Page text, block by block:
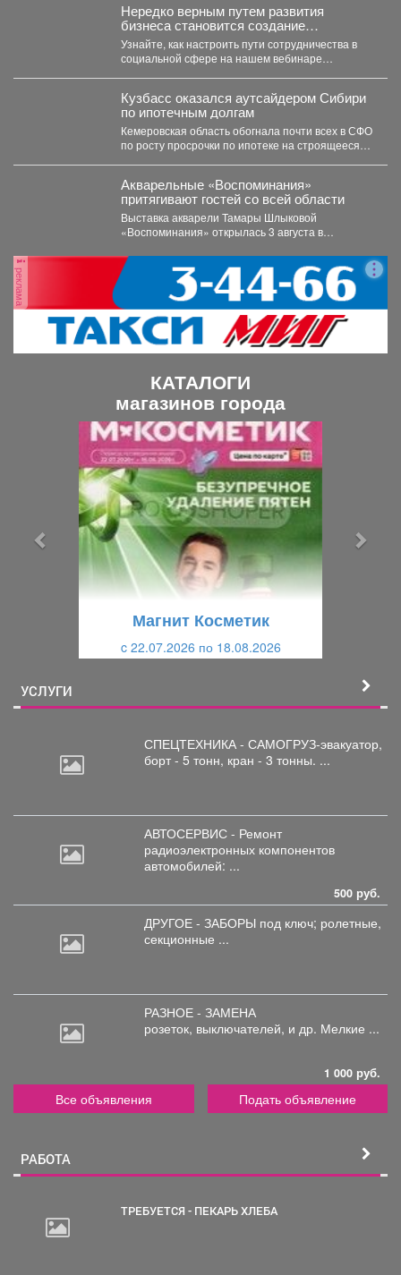
Нередко верным путем развития
бизнеса становится создание
совместных проектов, работа в команде
и даже полномасштабные объединения.
Узнайте, как настроить пути сотрудничества в
социальной сфере на нашем вебинаре
Кузбасс оказался аутсайдером Сибири
по ипотечным долгам
Кемеровская область обогнала почти всех в СФО
по росту просрочки по ипотеке на строящееся
Акварельные «Воспоминания»
притягивают гостей со всей области
Выставка акварели Тамары Шлыковой
«Воспоминания» открылась 3 августа в
реклама
КАТАЛОГИ
магазинов города
Магнит Косметик
c 22.07.2026 по 18.08.2026
УСЛУГИ
СПЕЦТЕХНИКА - САМОГРУЗ-эвакуатор,
борт - 5 тонн, кран - 3 тонны. ...
АВТОСЕРВИС - Ремонт
радиоэлектронных компонентов
автомобилей: ...
500 руб.
ДРУГОЕ - ЗАБОРЫ под ключ; ролетные,
секционные ...
РАЗНОЕ - ЗАМЕНА
розеток, выключателей, и др. Мелкие ...
1 000 руб.
Все объявления Подать объявление
РАБОТА
ТРЕБУЕТСЯ - ПЕКАРЬ ХЛЕБА